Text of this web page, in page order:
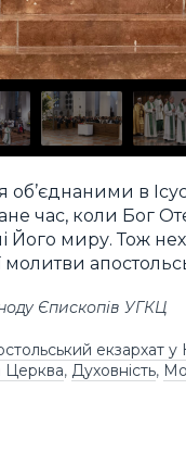
в
час, коли Бог
Його миру. Тож
молитви
Єпископів УГКЦ
екзархат у
Церква, Духовність,